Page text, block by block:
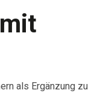
als Ergänzung zu